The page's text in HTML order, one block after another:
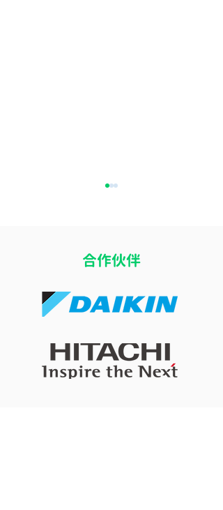
開冷氣瞓覺令小朋友乾
咳？改善冷氣房乾燥問題
​合作伙伴